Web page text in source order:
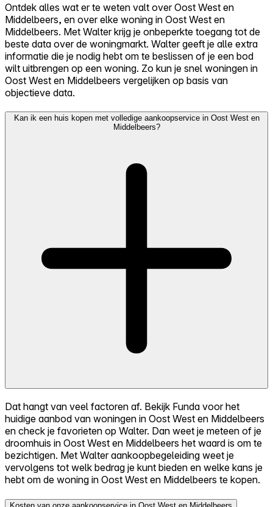
Ontdek alles wat er te weten valt over Oost West en
Middelbeers, en over elke woning in Oost West en
Middelbeers. Met Walter krijg je onbeperkte toegang tot de
beste data over de woningmarkt. Walter geeft je alle extra
informatie die je nodig hebt om te beslissen of je een bod
wilt uitbrengen op een woning. Zo kun je snel woningen in
Oost West en Middelbeers vergelijken op basis van
objectieve data.
Kan ik een huis kopen met volledige aankoopservice in Oost West en
Middelbeers?
Dat hangt van veel factoren af. Bekijk Funda voor het
huidige aanbod van woningen in Oost West en Middelbeers
en check je favorieten op Walter. Dan weet je meteen of je
droomhuis in Oost West en Middelbeers het waard is om te
bezichtigen. Met Walter aankoopbegeleiding weet je
vervolgens tot welk bedrag je kunt bieden en welke kans je
hebt om de woning in Oost West en Middelbeers te kopen.